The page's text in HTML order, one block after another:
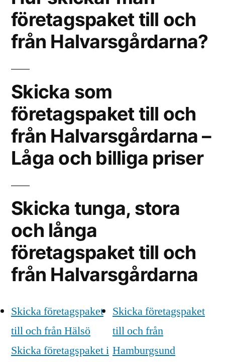
företagspaket till och
från Halvarsgårdarna?
Skicka som
företagspaket till och
från Halvarsgårdarna –
Låga och billiga priser
Skicka tunga, stora
och långa
företagspaket till och
från Halvarsgårdarna
Skicka företagspaket
till och från Hälsö
Skicka företagspaket
till och från
Hamburgsund
Skicka företagspaket i